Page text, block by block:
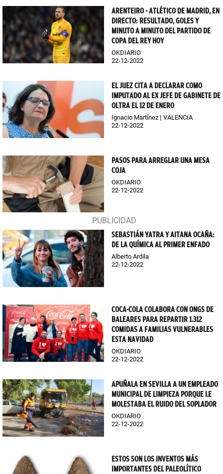
ARENTEIRO - ATLÉTICO DE MADRID, EN
DIRECTO: RESULTADO, GOLES Y
MINUTO A MINUTO DEL PARTIDO DE
COPA DEL REY HOY
OKDIARIO
22-12-2022
EL JUEZ CITA A DECLARAR COMO
IMPUTADO AL EX JEFE DE GABINETE DE
OLTRA EL 12 DE ENERO
Ignacio Martínez
VALENCIA
22-12-2022
PASOS PARA ARREGLAR UNA MESA
COJA
OKDIARIO
22-12-2022
SEBASTIÁN YATRA Y AITANA OCAÑA:
DE LA QUÍMICA AL PRIMER ENFADO
Alberto Ardila
22-12-2022
COCA-COLA COLABORA CON ONGS DE
BALEARES PARA REPARTIR 1.312
COMIDAS A FAMILIAS VULNERABLES
ESTA NAVIDAD
OKDIARIO
22-12-2022
APUÑALA EN SEVILLA A UN EMPLEADO
MUNICIPAL DE LIMPIEZA PORQUE LE
MOLESTABA EL RUIDO DEL SOPLADOR
OKDIARIO
22-12-2022
ESTOS SON LOS INVENTOS MÁS
IMPORTANTES DEL PALEOLÍTICO